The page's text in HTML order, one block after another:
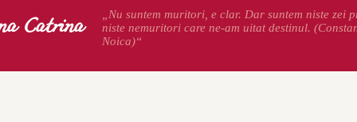
Catrina
„Nu suntem muritori, e clar. Dar suntem niste zei
niste nemuritori care ne-am uitat destinul.
Noica)“